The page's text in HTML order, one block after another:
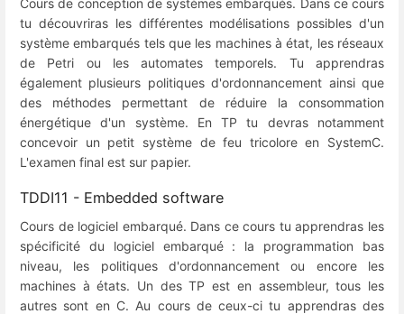
Cours de conception de systèmes embarqués. Dans ce cours
tu découvriras les différentes modélisations possibles d'un
système embarqués tels que les machines à état, les réseaux
de Petri ou les automates temporels. Tu apprendras
également plusieurs politiques d'ordonnancement ainsi que
des méthodes permettant de réduire la consommation
énergétique d'un système. En TP tu devras notamment
concevoir un petit système de feu tricolore en SystemC.
L'examen final est sur papier.
TDDI11 - Embedded software
Cours de logiciel embarqué. Dans ce cours tu apprendras les
spécificité du logiciel embarqué : la programmation bas
niveau, les politiques d'ordonnancement ou encore les
machines à états. Un des TP est en assembleur, tous les
autres sont en C. Au cours de ceux-ci tu apprendras des